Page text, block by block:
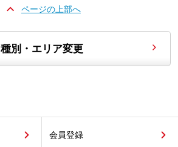
ページの上部へ
種別・エリア変更
会員登録